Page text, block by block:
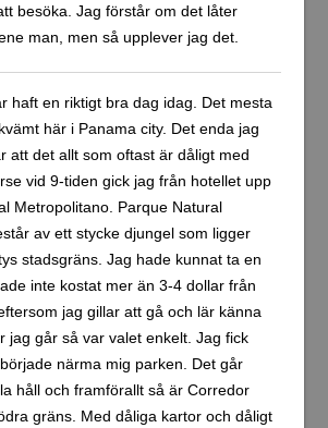
besöka. Jag förstår om det låter
man, men så upplever jag det.
haft en riktigt bra dag idag. Det mesta
här i Panama city. Det enda jag
att det allt som oftast är dåligt med
vid 9-tiden gick jag från hotellet upp
Metropolitano. Parque Natural
av ett stycke djungel som ligger
stadsgräns. Jag hade kunnat ta en
inte kostat mer än 3-4 dollar från
jag gillar att gå och lär känna
jag går så var valet enkelt. Jag fick
närma mig parken. Det går
håll och framförallt så är Corredor
gräns. Med dåliga kartor och dåligt